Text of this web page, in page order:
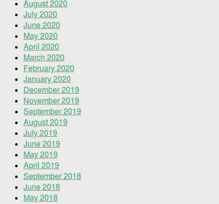
August 2020
July 2020
June 2020
May 2020
April 2020
March 2020
February 2020
January 2020
December 2019
November 2019
September 2019
August 2019
July 2019
June 2019
May 2019
April 2019
September 2018
June 2018
May 2018